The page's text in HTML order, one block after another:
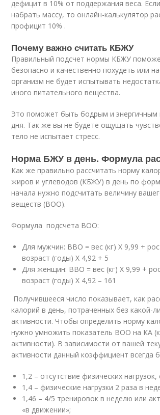
дефицит в 10% от поддержания веса.
набрать массу, то онлайн-калькулятор
профицит 10% .
Почему важно считать КБЖУ
Правильный подсчет нормы КБЖУ
безопасно и качественно похудеть или
организм не будет испытывать
иного питательного вещества.
Это поможет быть бодрым и энергичным
дня. Так же вы не будете ощущать
тело не испытает стресс.
Норма БЖУ в день. Формула
Как же правильно рассчитать норму
жиров и углеводов (КБЖУ) в день по
начала нужно подсчитать величину
веществ (ВОО).
Формула подсчета ВОО:
Для мужчин: ВВО = вес (кг) Х 9,99 +
возраст (годы) Х 4,92 + 5
Для женщин: ВВО = вес (кг) Х 9,99 +
возраст (годы) Х 4,92 – 161
Получившееся число показывает, как
калорий в день, потраченных без какой-
активности. Чтобы определить норму
нужно умножить показатель ВОО на КА
активности). В зависимости от вашей
активности данный коэффициент всегда
1,2 – отсутствие физических
1,4 – физические нагрузки 2 раза в
1,46 – 4/5 тренировок в неделю или
«в движении»;